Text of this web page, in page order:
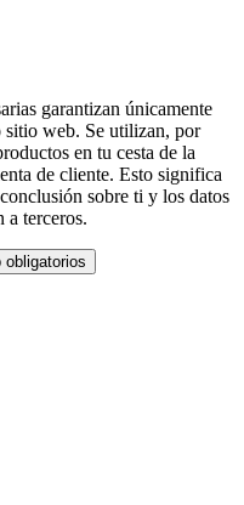
garantizan únicamente
sitio web. Se utilizan, por
en tu cesta de la
de cliente. Esto significa
sobre ti y los datos
a terceros.
obligatorios